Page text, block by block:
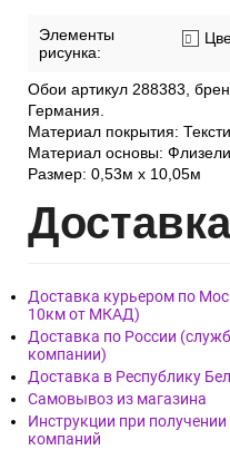
Элементы
рисунка:
Обои артикул 288383,
Германия.
Материал покрытия:
Материал основы:
Размер: 0,53м x 10,05м
Доставка
Доставка курьером по
10км от МКАД)
Доставка по России
компании)
Доставка в Республику
Самовывоз из магазина
Инструкции при
компаний